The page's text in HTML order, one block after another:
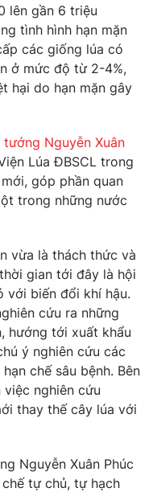
video
lên gần 6 triệu
tình hình hạn mặn
các giống lúa có
ở mức độ từ 2-4%,
hại do hạn mặn gây
tướng Nguyễn Xuân
Lúa ĐBSCL trong
góp phần quan
trong những nước
vừa là thách thức và
gian tới đây là hội
với biến đổi khí hậu.
cứu ra những
hướng tới xuất khẩu
ý nghiên cứu các
chế sâu bệnh. Bên
nghiên cứu
thay thế cây lúa với
Nguyễn Xuân Phúc
tự chủ, tự hạch